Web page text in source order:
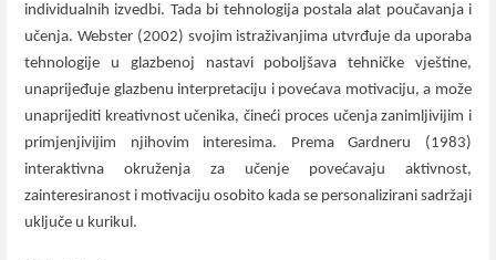
individualnih izvedbi. Tada bi tehnologija postala alat poučavanja i
učenja. Webster (2002) svojim istraživanjima utvrđuje da uporaba
tehnologije u glazbenoj nastavi poboljšava tehničke vještine,
unaprijeđuje glazbenu interpretaciju i povećava motivaciju, a može
unaprijediti kreativnost učenika, čineći proces učenja zanimljivijim i
primjenjivijim njihovim interesima. Prema Gardneru (1983)
interaktivna okruženja za učenje povećavaju aktivnost,
zainteresiranost i motivaciju osobito kada se personalizirani sadržaji
uključe u kurikul.